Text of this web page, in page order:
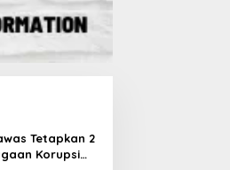
Tetapkan 2
Korupsi